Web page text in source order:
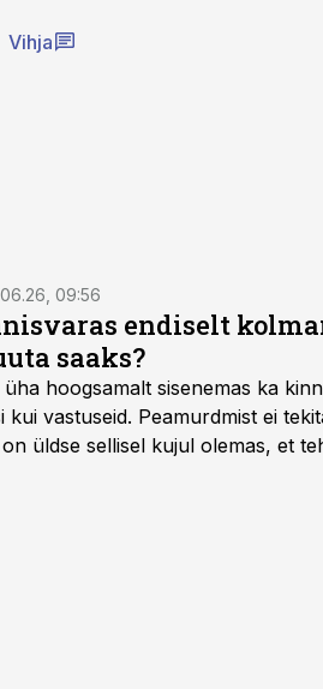
Vihja
09:56
endiselt
saaks?
hoogsamalt sisenemas ka
kui vastuseid. Peamurdmist ei
üldse sellisel kujul olemas, et